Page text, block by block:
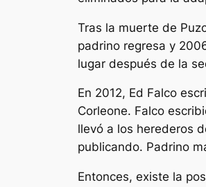
Tras la muerte de
padrino regresa y
lugar después de la
En 2012, Ed Falco
Corleone. Falco
llevó a los herederos
publicando. Padrino
Entonces, existe la